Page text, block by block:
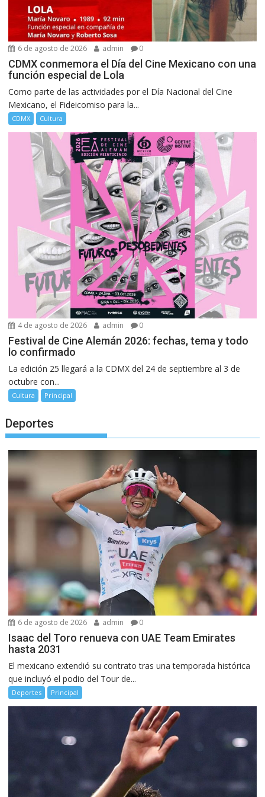
6 de agosto de 2026 admin 0
CDMX conmemora el Día del Cine Mexicano con una
función especial de Lola
Como parte de las actividades por el Día Nacional del Cine
Mexicano, el Fideicomiso para la...
CDMX Cultura
4 de agosto de 2026 admin 0
Festival de Cine Alemán 2026: fechas, tema y todo
lo confirmado
La edición 25 llegará a la CDMX del 24 de septiembre al 3 de
octubre con...
Cultura Principal
Deportes
6 de agosto de 2026 admin 0
Isaac del Toro renueva con UAE Team Emirates
hasta 2031
El mexicano extendió su contrato tras una temporada histórica
que incluyó el podio del Tour de...
Deportes Principal